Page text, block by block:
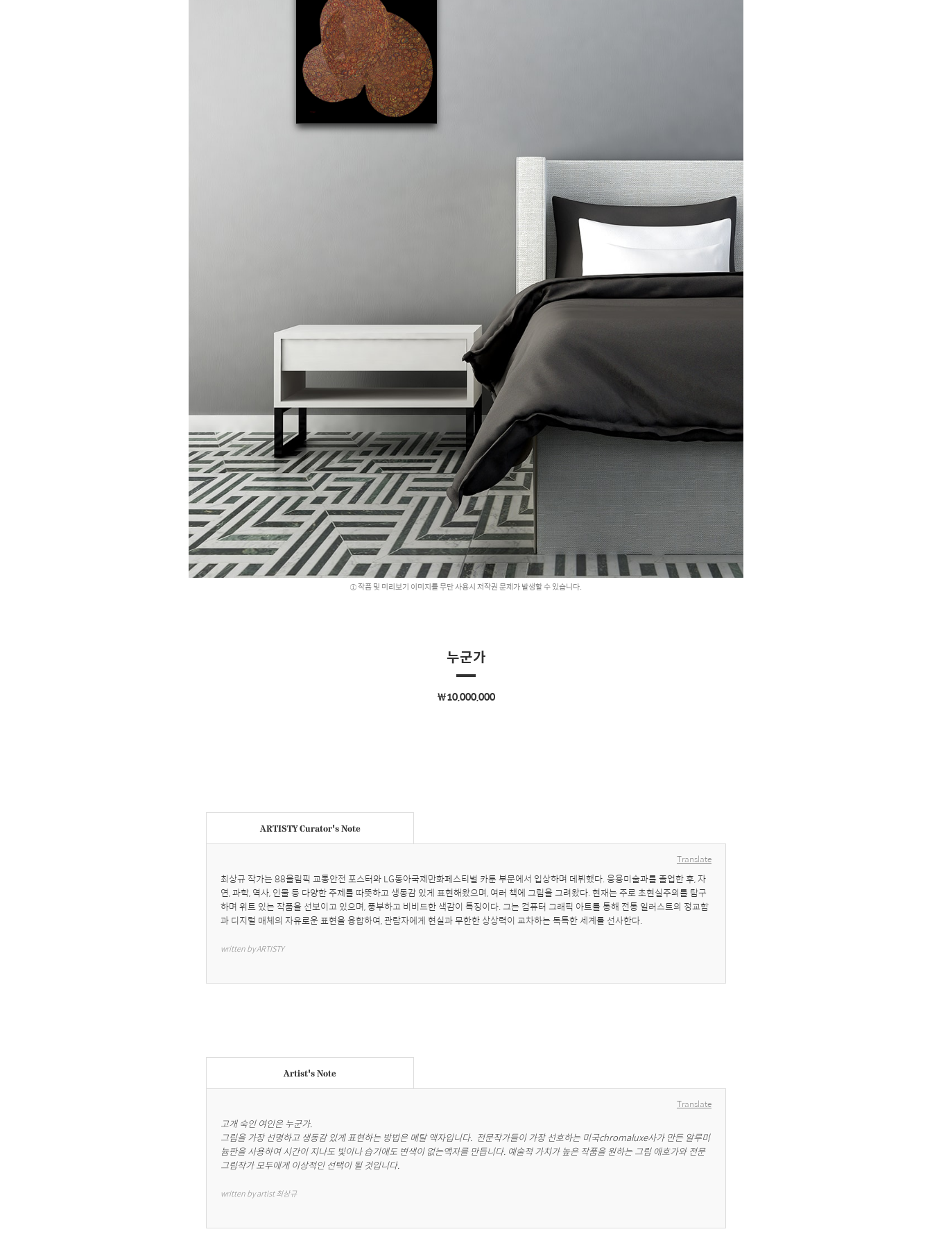
작품 및 미리보기 이미지를 무단 사용시 저작권 문제가 발생할 수 있습니다.
누군가
￦10,000,000
ARTISTY Curator's Note
Translate
최상규 작가는 88올림픽 교통안전 포스터와 LG동아국제만화페스티벌 카툰 부문에서 입상하며 데뷔했다. 응용미술과를 졸업한 후, 자
연, 과학, 역사, 인물 등 다양한 주제를 따뜻하고 생동감 있게 표현해왔으며, 여러 책에 그림을 그려왔다. 현재는 주로 초현실주의를 탐구
하며 위트 있는 작품을 선보이고 있으며, 풍부하고 비비드한 색감이 특징이다. 그는 컴퓨터 그래픽 아트를 통해 전통 일러스트의 정교함
과 디지털 매체의 자유로운 표현을 융합하여, 관람자에게 현실과 무한한 상상력이 교차하는 독특한 세계를 선사한다.
written by ARTISTY
Artist's Note
Translate
고개 숙인 여인은 누군가.
그림을 가장 선명하고 생동감 있게 표현하는 방법은 메탈 액자입니다.  전문작가들이 가장 선호하는 미국chromaluxe사가 만든 알루미
늄판을 사용하여 시간이 지나도 빛이나 습기에도 변색이 없는액자를 만듭니다. 예술적 가치가 높은 작품을 원하는 그림 애호가와 전문
그림작가 모두에게 이상적인 선택이 될 것입니다.
written by artist 최상규